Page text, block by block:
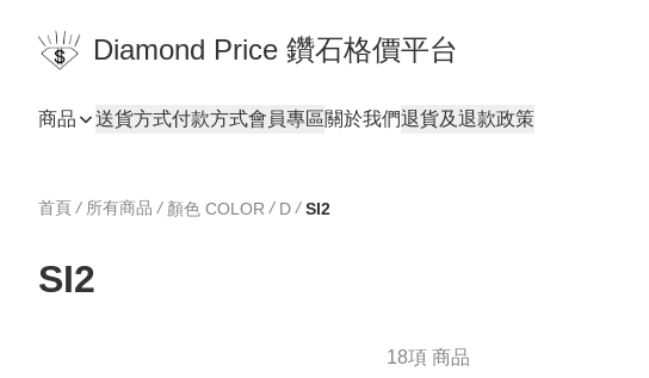
Diamond Price 鑽石格價平台
商品 送貨方式付款方式會員專區關於我們退貨及退款政策
首頁 / 所有商品 / 顏色 COLOR / D / SI2
SI2
18項 商品